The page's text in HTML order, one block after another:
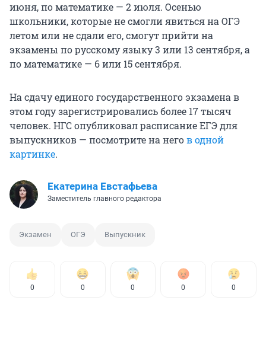
июня, по математике — 2 июля. Осенью
школьники, которые не смогли явиться на ОГЭ
летом или не сдали его, смогут прийти на
экзамены по русскому языку 3 или 13 сентября, а
по математике — 6 или 15 сентября.
На сдачу единого государственного экзамена в
этом году зарегистрировались более 17 тысяч
человек. НГС опубликовал расписание ЕГЭ для
выпускников — посмотрите на негов одной
картинке.
Екатерина Евстафьева
Заместитель главного редактора
Экзамен ОГЭ Выпускник
0 0 0 0 0